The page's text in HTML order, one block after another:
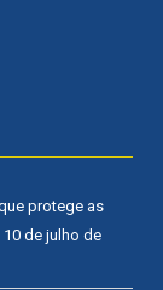
protege as
10 de julho de